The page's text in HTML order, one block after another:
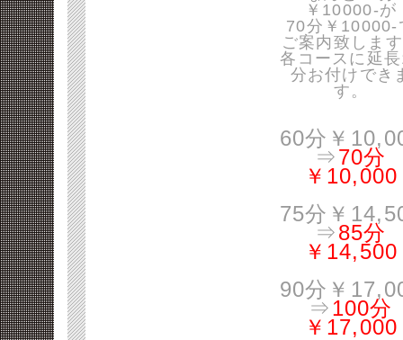
￥10000-が
70分￥10000-
ご案内致しま
各コースに延
分お付けでき
す。
60分￥
⇒70分
￥10,000
75分￥
⇒85分
￥14,500
90分￥
⇒100分
￥17,000